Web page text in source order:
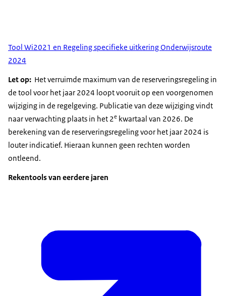
Tool Wi2021 en Regeling specifieke uitkering Onderwijsroute
2024
Let op: Het verruimde maximum van de reserveringsregeling in
de tool voor het jaar 2024 loopt vooruit op een voorgenomen
wijziging in de regelgeving. Publicatie van deze wijziging vindt
naar verwachting plaats in het 2e kwartaal van 2026. De
berekening van de reserveringsregeling voor het jaar 2024 is
louter indicatief. Hieraan kunnen geen rechten worden
ontleend.
Rekentools van eerdere jaren